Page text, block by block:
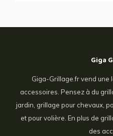
Giga
Giga-Grillage.fr vend une
accessoires. Pensez à du
jardin, grillage pour chevaux,
et pour volière. En plus de
des